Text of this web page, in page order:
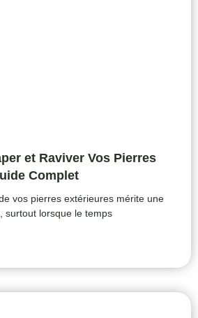
et Raviver Vos Pierres
Complet
vos pierres extérieures mérite une
surtout lorsque le temps